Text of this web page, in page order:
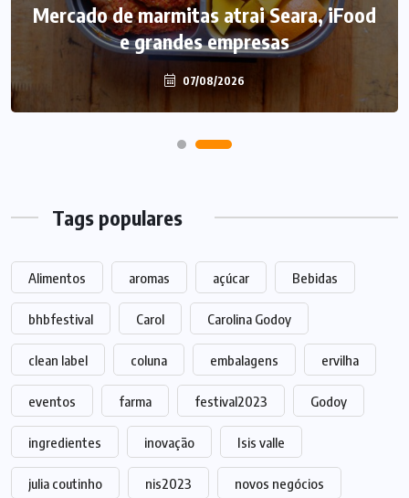
Mercado de marmitas atrai Seara, iFood
e grandes empresas
07/08/2026
Caffeine Army lança campanha para o
Dia dos Pais
07/08/2026
Tags populares
Alimentos aromas açúcar Bebidas
bhbfestival Carol Carolina Godoy
clean label coluna embalagens ervilha
eventos farma festival2023 Godoy
ingredientes inovação Isis valle
julia coutinho nis2023 novos negócios